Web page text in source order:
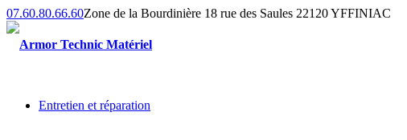
07.60.80.66.60Zone de la Bourdinière 18 rue des Saules 22120 YFFINIAC
Entretien et réparation